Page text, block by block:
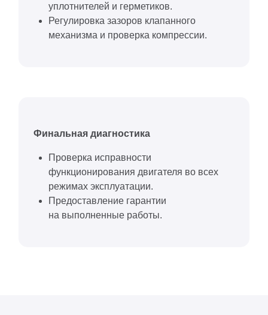
уплотнителей и герметиков.
Регулировка зазоров клапанного
механизма и проверка компрессии.
Финальная диагностика
Проверка исправности
функционирования двигателя во всех
режимах эксплуатации.
Предоставление гарантии
на выполненные работы.